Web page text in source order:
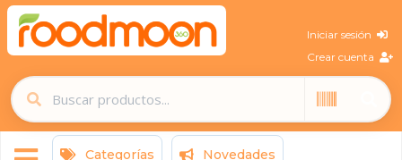
Iniciar sesión
Crear cuenta
Categorías Novedades